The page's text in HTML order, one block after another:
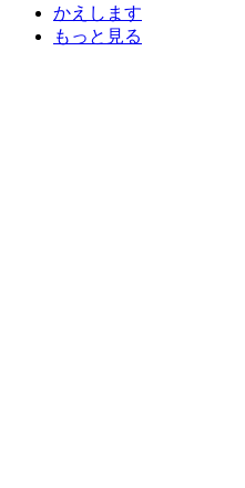
かえします
もっと見る